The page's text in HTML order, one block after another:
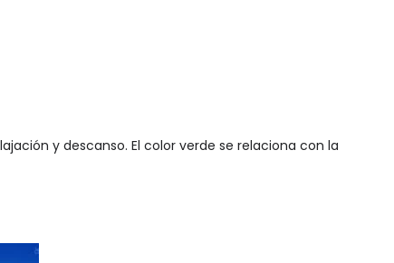
y descanso. El color verde se relaciona con la